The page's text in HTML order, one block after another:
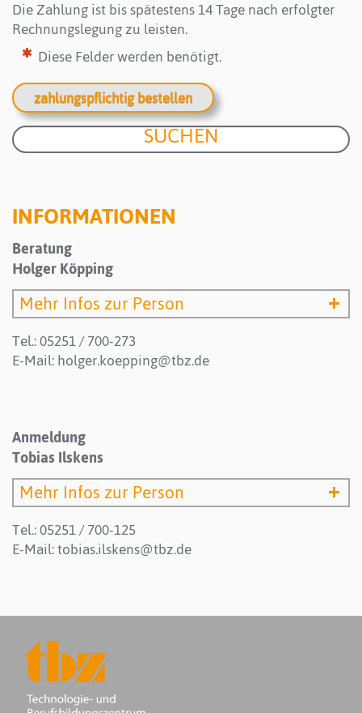
Die Zahlung ist bis spätestens 14 Tage nach erfolgter
Rechnungslegung zu leisten.
Diese Felder werden benötigt.
zahlungspflichtig bestellen
INFORMATIONEN
Beratung
Holger Köpping
Mehr Infos zur Person
Tel.: 05251 / 700-273
E-Mail:holger.koepping@tbz.de
Anmeldung
Tobias Ilskens
Mehr Infos zur Person
Tel.: 05251 / 700-125
E-Mail:tobias.ilskens@tbz.de